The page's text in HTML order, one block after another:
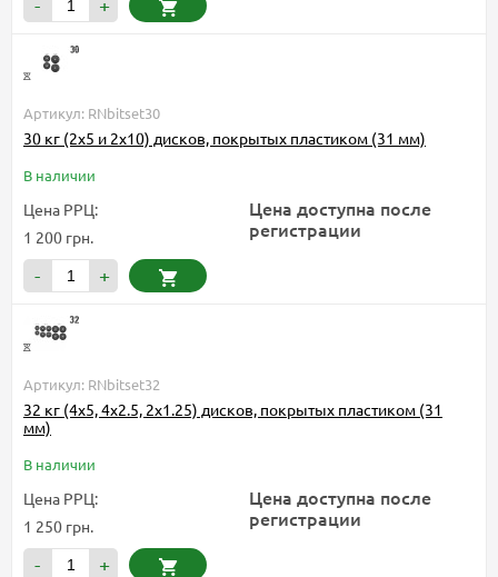
- +
Артикул: RNbitset30
30 кг (2x5 и 2x10) дисков, покрытых пластиком (31 мм)
В наличии
Цена РРЦ:
1 200 грн.
Цена доступна после
регистрации
- +
Артикул: RNbitset32
32 кг (4x5, 4х2.5, 2x1.25) дисков, покрытых пластиком (31
мм)
В наличии
Цена РРЦ:
1 250 грн.
Цена доступна после
регистрации
- +